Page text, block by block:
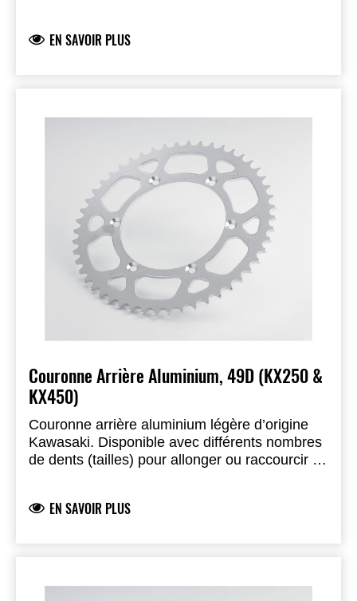
EN SAVOIR PLUS
Couronne Arrière Aluminium, 49D (KX250 &
KX450)
Couronne arrière aluminium légère d’origine
Kawasaki. Disponible avec différents nombres
de dents (tailles) pour allonger ou raccourcir la
EN SAVOIR PLUS